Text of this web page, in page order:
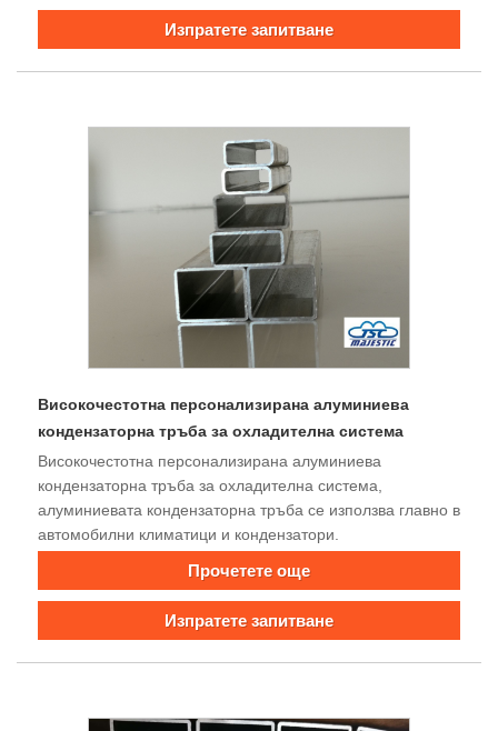
Изпратете запитване
Високочестотна персонализирана алуминиева
кондензаторна тръба за охладителна система
Високочестотна персонализирана алуминиева
кондензаторна тръба за охладителна система,
алуминиевата кондензаторна тръба се използва главно в
автомобилни климатици и кондензатори.
Прочетете още
Изпратете запитване